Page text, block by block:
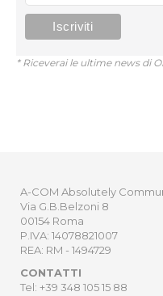
* Riceverai le ultime news di
A-COM Absolutely
Via G.B.Belzoni 8
00154 Roma
P.IVA: 14078821007
REA: RM - 1494729
CONTATTI
Tel: +39 348 105 15 88